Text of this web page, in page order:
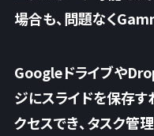
場合も、問題なく
Googleドライブや
ジにスライドを保存
クセスでき、タスク管